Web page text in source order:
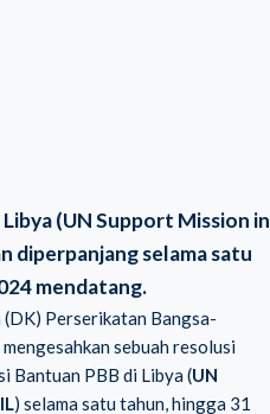
(UN Support Mission in
diperpanjang selama satu
mendatang.
(DK) Perserikatan Bangsa-
sebuah resolusi
Bantuan PBB di Libya (UN
) selama satu tahun, hingga 31